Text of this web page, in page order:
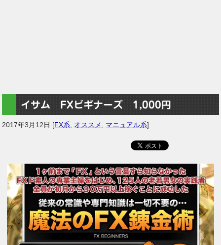
イサム FXビギナーズ 1,000円
2017年3月12日 [FX系 オススメ マニュアル系]